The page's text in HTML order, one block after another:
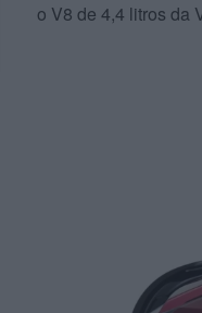
o V8 de 4,4 litros da